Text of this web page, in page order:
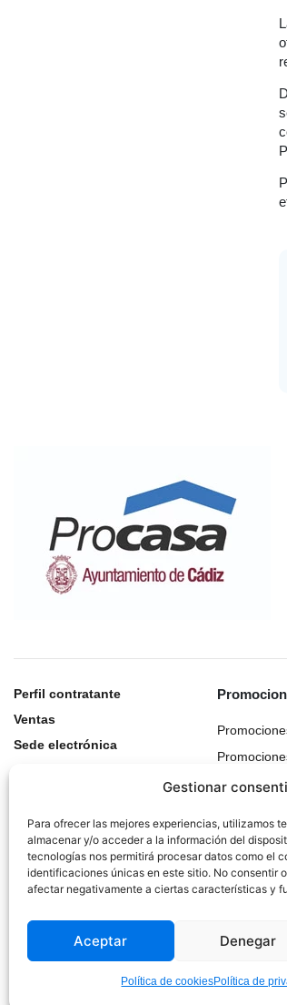
Gestionar
Para ofrecer las mejores experiencias, utilizamos
almacenar y/o acceder a la información del
tecnologías nos permitirá procesar datos como el
identificaciones únicas en este sitio. No consentir
afectar negativamente a ciertas características y
Aceptar Denegar
Política de cookiesPolítica de
Perfil contratante
Ventas
Sede electrónica
Histórico de